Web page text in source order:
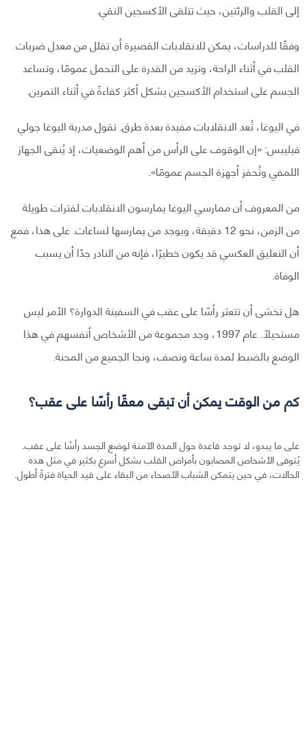
إلى القلب والرئتين، حيث تتلقى الأكسجين النقي.
وفقًا للدراسات، يمكن للانقلابات القصيرة أن تقلل من معدل ضربات
القلب في أثناء الراحة، وتزيد من القدرة على التحمل عمومًا، وتساعد
الجسم على استخدام الأكسجين بشكل أكثر كفاءةً في أثناء التمرين.
في اليوغا، تُعد الانقلابات مفيدة بعدة طرق. تقول مدربة اليوغا جولي
فيليبس: «إن الوقوف على الرأس من أهم الوضعيات، إذ يُنقى الجهاز
اللمفي وتُحفز أجهزة الجسم عمومًا».
من المعروف أن ممارسي اليوغا يمارسون الانقلابات لفترات طويلة
من الزمن، نحو 12 دقيقة، ويوجد من يمارسها لساعات. على هذا، فمع
أن التعليق العكسي قد يكون خطيرًا، فإنه من النادر جدًا أن يسبب
الوفاة.
هل تخشى أن تتعثر رأسًا على عقب في السفينة الدوارة؟ الأمر ليس
مستحيلًا. عام 1997، وجد مجموعة من الأشخاص أنفسهم في هذا
الوضع بالضبط لمدة ساعة ونصف، ونجا الجميع من المحنة.
كم من الوقت يمكن أن تبقى معقًا رأسًا على عقب؟
على ما يبدو، لا توجد قاعدة حول المدة الآمنة لوضع الجسد رأسًا على عقب.
يُتوفى الأشخاص المصابون بأمراض القلب بشكل أسرع بكثير في مثل هذه
الحالات، في حين يتمكن الشباب الأصحاء من البقاء على قيد الحياة فترةً أطول.